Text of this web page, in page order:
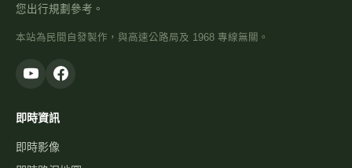
您出行規劃參考。
本站為民間自發製作，與高速公路局及 1968 專線無關。
即時資訊
即時影像